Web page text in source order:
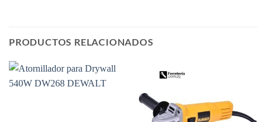
PRODUCTOS RELACIONADOS